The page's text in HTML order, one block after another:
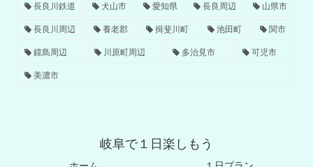
長良川鉄道 犬山市 愛知県 長良周辺 山県市
長良川周辺 養老郡 揖斐川町 池田町 関市
鏡島周辺 川原町周辺 多治見市 可児市
美濃市
岐阜で１日楽しもう